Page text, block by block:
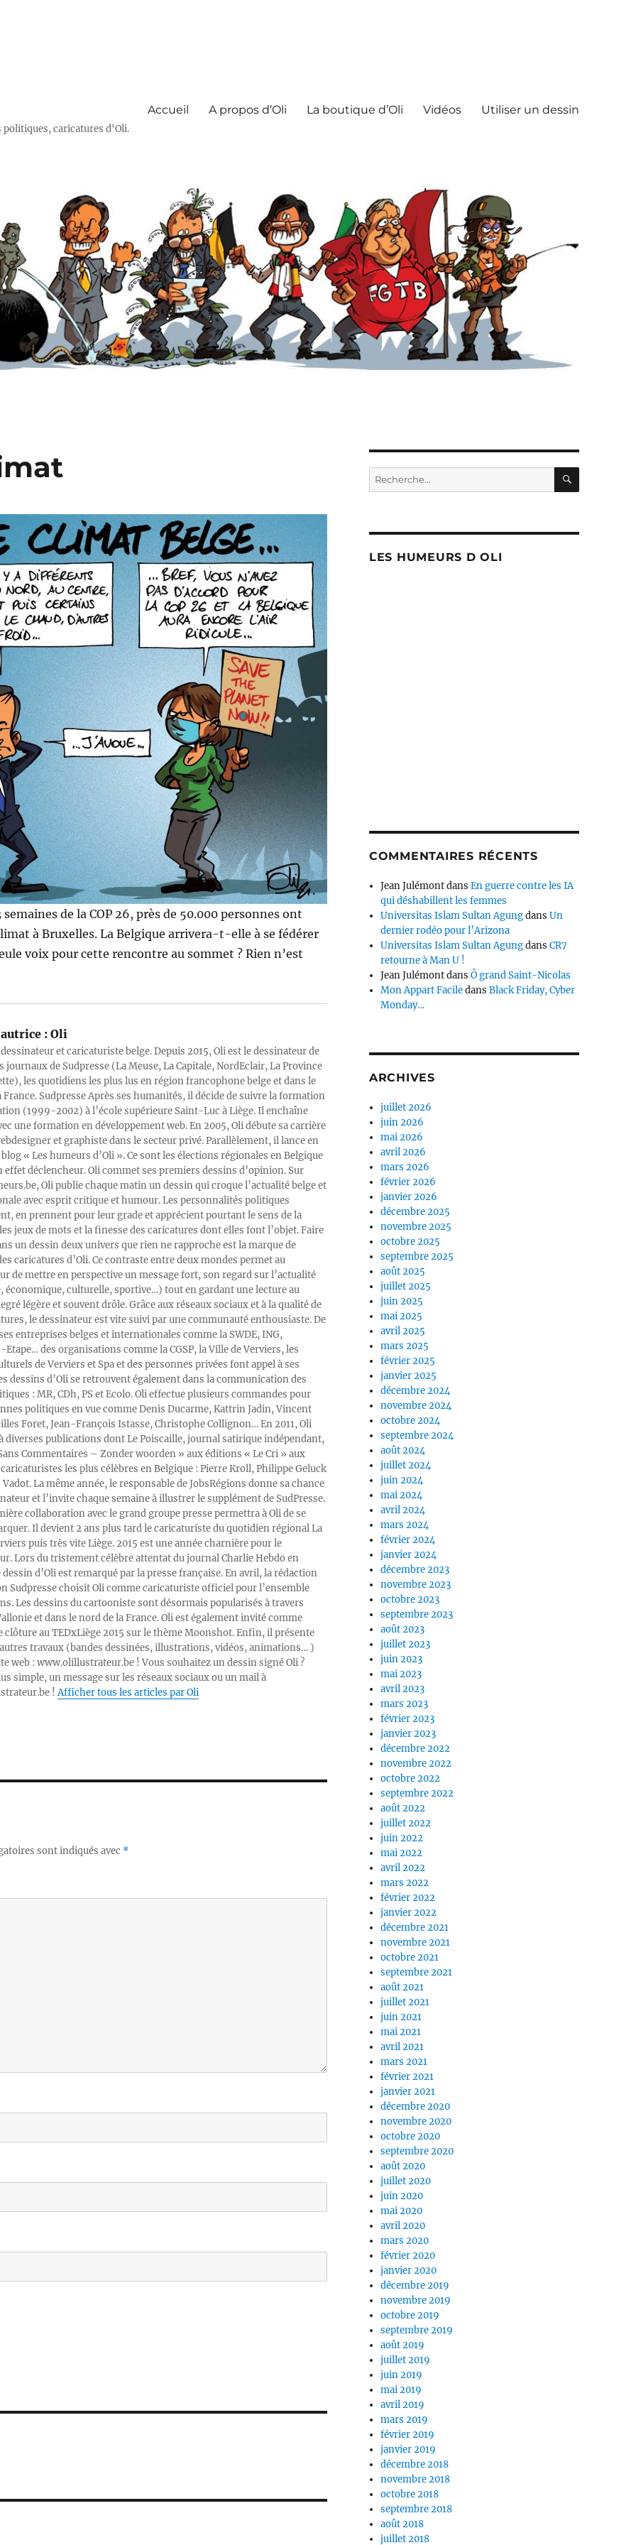
caricatures d'Oli.
Accueil A propos d’Oli La boutique d’Oli Vidéos Utiliser un dessin
semaines de la COP 26, près de 50.000 personnes ont
à Bruxelles. La Belgique arrivera-t-elle à se fédérer
voix pour cette rencontre au sommet ? Rien n’est
:Oli
et caricaturiste belge. Depuis 2015, Oli est le dessinateur de
journaux de Sudpresse (La Meuse, La Capitale, NordEclair, La Province
les quotidiens les plus lus en région francophone belge et dans le
France. Sudpresse Après ses humanités, il décide de suivre la formation
(1999-2002) à l’école supérieure Saint-Luc à Liège. Il enchaîne
une formation en développement web. En 2005, Oli débute sa carrière
et graphiste dans le secteur privé. Parallèlement, il lance en
« Les humeurs d’Oli ». Ce sont les élections régionales en Belgique
effet déclencheur. Oli commet ses premiers dessins d’opinion. Sur
Oli publie chaque matin un dessin qui croque l’actualité belge et
avec esprit critique et humour. Les personnalités politiques
en prennent pour leur grade et apprécient pourtant le sens de la
jeux de mots et la finesse des caricatures dont elles font l’objet. Faire
un dessin deux univers que rien ne rapproche est la marque de
caricatures d’Oli. Ce contraste entre deux mondes permet au
de mettre en perspective un message fort, son regard sur l’actualité
économique, culturelle, sportive…) tout en gardant une lecture au
légère et souvent drôle. Grâce aux réseaux sociaux et à la qualité de
le dessinateur est vite suivi par une communauté enthousiaste. De
entreprises belges et internationales comme la SWDE, ING,
des organisations comme la CGSP, la Ville de Verviers, les
de Verviers et Spa et des personnes privées font appel à ses
dessins d’Oli se retrouvent également dans la communication des
: MR, CDh, PS et Ecolo. Oli effectue plusieurs commandes pour
politiques en vue comme Denis Ducarme, Kattrin Jadin, Vincent
Foret, Jean-François Istasse, Christophe Collignon… En 2011, Oli
diverses publications dont Le Poiscaille, journal satirique indépendant,
Commentaires – Zonder woorden » aux éditions « Le Cri » aux
les plus célèbres en Belgique : Pierre Kroll, Philippe Geluck
La même année, le responsable de JobsRégions donne sa chance
et l’invite chaque semaine à illustrer le supplément de SudPresse.
collaboration avec le grand groupe presse permettra à Oli de se
Il devient 2 ans plus tard le caricaturiste du quotidien régional La
puis très vite Liège. 2015 est une année charnière pour le
Lors du tristement célèbre attentat du journal Charlie Hebdo en
d’Oli est remarqué par la presse française. En avril, la rédaction
Sudpresse choisit Oli comme caricaturiste officiel pour l’ensemble
Les dessins du cartooniste sont désormais popularisés à travers
et dans le nord de la France. Oli est également invité comme
clôture au TEDxLiège 2015 sur le thème Moonshot. Enfin, il présente
travaux (bandes dessinées, illustrations, vidéos, animations… )
web : www.olillustrateur.be ! Vous souhaitez un dessin signé Oli ?
simple, un message sur les réseaux sociaux ou un mail à
!Afficher tous les articles par Oli
sont indiqués avec *
Recherche
pour :
LES HUMEURS D OLI
COMMENTAIRES RÉCENTS
Jean JulémontdansEn guerre contre les IA
qui déshabillent les femmes
Universitas Islam Sultan AgungdansUn
dernier rodéo pour l’Arizona
Universitas Islam Sultan AgungdansCR7
retourne à Man U !
Jean JulémontdansÔ grand Saint-Nicolas
Mon Appart FaciledansBlack Friday, Cyber
Monday…
ARCHIVES
juillet 2026
juin 2026
mai 2026
avril 2026
mars 2026
février 2026
janvier 2026
décembre 2025
novembre 2025
octobre 2025
septembre 2025
août 2025
juillet 2025
juin 2025
mai 2025
avril 2025
mars 2025
février 2025
janvier 2025
décembre 2024
novembre 2024
octobre 2024
septembre 2024
août 2024
juillet 2024
juin 2024
mai 2024
avril 2024
mars 2024
février 2024
janvier 2024
décembre 2023
novembre 2023
octobre 2023
septembre 2023
août 2023
juillet 2023
juin 2023
mai 2023
avril 2023
mars 2023
février 2023
janvier 2023
décembre 2022
novembre 2022
octobre 2022
septembre 2022
août 2022
juillet 2022
juin 2022
mai 2022
avril 2022
mars 2022
février 2022
janvier 2022
décembre 2021
novembre 2021
octobre 2021
septembre 2021
août 2021
juillet 2021
juin 2021
mai 2021
avril 2021
mars 2021
février 2021
janvier 2021
décembre 2020
novembre 2020
octobre 2020
septembre 2020
août 2020
juillet 2020
juin 2020
mai 2020
avril 2020
mars 2020
février 2020
janvier 2020
décembre 2019
novembre 2019
octobre 2019
septembre 2019
août 2019
juillet 2019
juin 2019
mai 2019
avril 2019
mars 2019
février 2019
janvier 2019
décembre 2018
novembre 2018
octobre 2018
septembre 2018
août 2018
juillet 2018